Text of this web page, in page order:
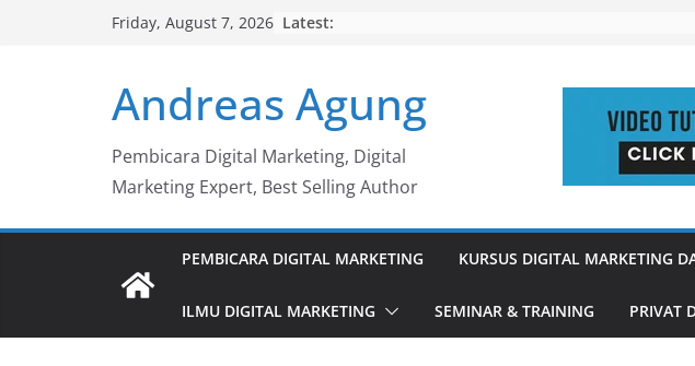
Friday, August 7, 2026 Latest:
Andreas Agung
Pembicara Digital Marketing, Digital
Marketing Expert, Best Selling Author
PEMBICARA DIGITAL MARKETING KURSUS DIGITAL MARKETING
ILMU DIGITAL MARKETING SEMINAR & TRAINING PRIVAT